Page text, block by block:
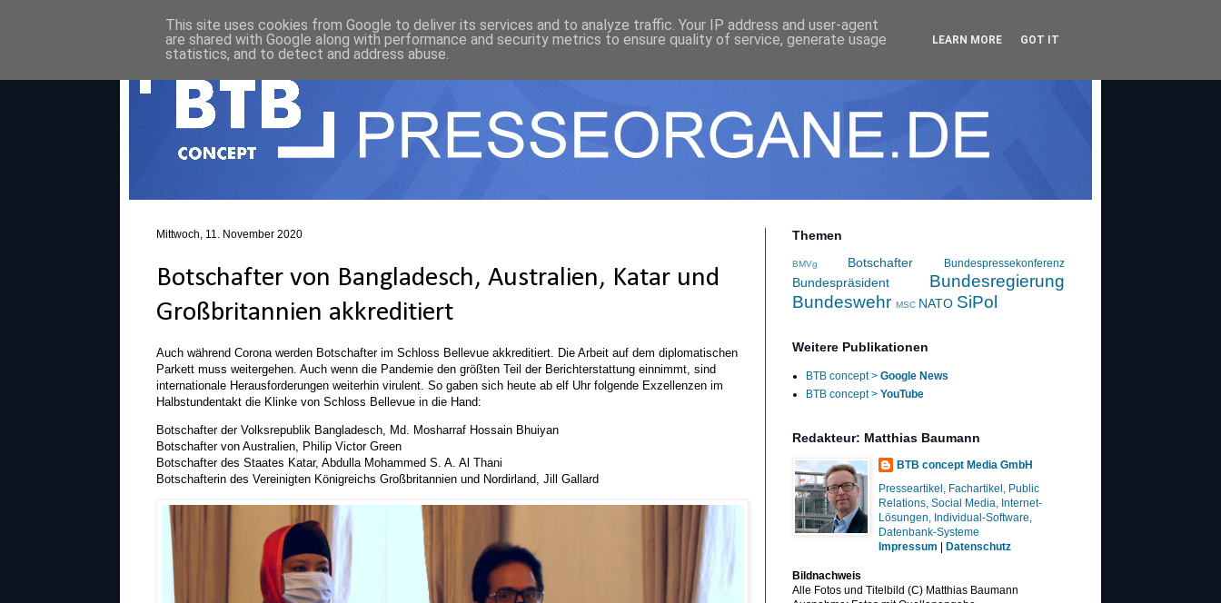
Mittwoch, 11. November 2020
Botschafter von Bangladesch, Australien, Katar und
Großbritannien akkreditiert
Auch während Corona werden Botschafter im Schloss Bellevue akkreditiert. Die Arbeit auf dem diplomatischen
Parkett muss weitergehen. Auch wenn die Pandemie den größten Teil der Berichterstattung einnimmt, sind
internationale Herausforderungen weiterhin virulent. So gaben sich heute ab elf Uhr folgende Exzellenzen im
Halbstundentakt die Klinke von Schloss Bellevue in die Hand:
Botschafter der Volksrepublik Bangladesch, Md. Mosharraf Hossain Bhuiyan
Botschafter von Australien, Philip Victor Green
Botschafter des Staates Katar, Abdulla Mohammed S. A. Al Thani
Botschafterin des Vereinigten Königreichs Großbritannien und Nordirland, Jill Gallard
Themen
BMVg Botschafter Bundespressekonferenz
Bundespräsident
Bundesregierung
Bundeswehr MSC NATO SiPol
Weitere Publikationen
BTB concept > Google News
BTB concept > YouTube
Redakteur: Matthias Baumann
BTB concept Media GmbH
Presseartikel, Fachartikel, Public
Relations, Social Media, Internet-
Lösungen, Individual-Software,
Datenbank-Systeme
Impressum
Datenschutz
Bildnachweis
Alle Fotos und Titelbild (C) Matthias Baumann
This site uses cookies from Google to deliver its services and to analyze traffic. Your IP address and user-agent
are shared with Google along with performance and security metrics to ensure quality of service, generate usage
statistics, and to detect and address abuse.
LEARN MORE GOT IT